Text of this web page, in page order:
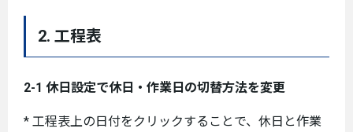
2. 工程表
2-1 休日設定で休日・作業日の切替方法を変更
* 工程表上の日付をクリックすることで、休日と作業